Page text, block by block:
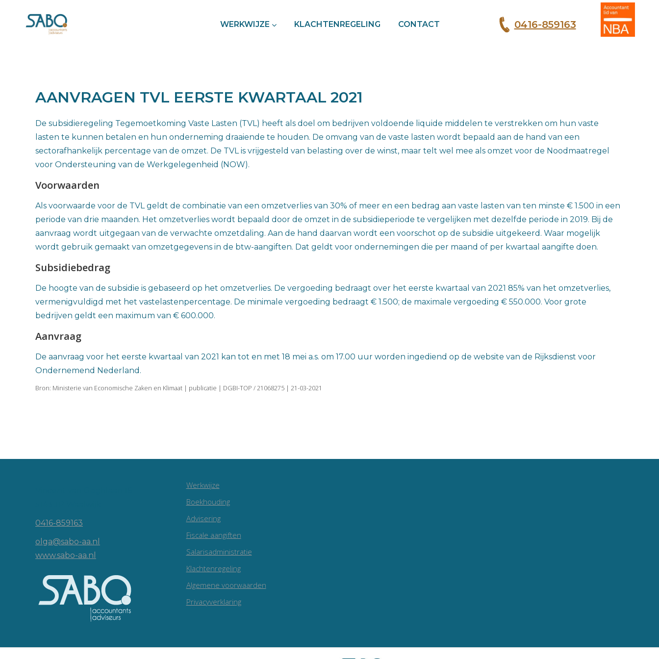
WERKWIJZE KLACHTENREGELING CONTACT 0416-859163
AANVRAGEN TVL EERSTE KWARTAAL 2021
De subsidieregeling Tegemoetkoming Vaste Lasten (TVL) heeft als doel om bedrijven voldoende liquide middelen te verstrekken om hun vaste
lasten te kunnen betalen en hun onderneming draaiende te houden. De omvang van de vaste lasten wordt bepaald aan de hand van een
sectorafhankelijk percentage van de omzet. De TVL is vrijgesteld van belasting over de winst, maar telt wel mee als omzet voor de Noodmaatregel
voor Ondersteuning van de Werkgelegenheid (NOW).
Voorwaarden
Als voorwaarde voor de TVL geldt de combinatie van een omzetverlies van 30% of meer en een bedrag aan vaste lasten van ten minste € 1.500 in een
periode van drie maanden. Het omzetverlies wordt bepaald door de omzet in de subsidieperiode te vergelijken met dezelfde periode in 2019. Bij de
aanvraag wordt uitgegaan van de verwachte omzetdaling. Aan de hand daarvan wordt een voorschot op de subsidie uitgekeerd. Waar mogelijk
wordt gebruik gemaakt van omzetgegevens in de btw-aangiften. Dat geldt voor ondernemingen die per maand of per kwartaal aangifte doen.
Subsidiebedrag
De hoogte van de subsidie is gebaseerd op het omzetverlies. De vergoeding bedraagt over het eerste kwartaal van 2021 85% van het omzetverlies,
vermenigvuldigd met het vastelastenpercentage. De minimale vergoeding bedraagt € 1.500; de maximale vergoeding € 550.000. Voor grote
bedrijven geldt een maximum van € 600.000.
Aanvraag
De aanvraag voor het eerste kwartaal van 2021 kan tot en met 18 mei a.s. om 17.00 uur worden ingediend op de website van de Rijksdienst voor
Ondernemend Nederland.
Bron: Ministerie van Economische Zaken en Klimaat | publicatie | DGBI-TOP / 21068275 | 21-03-2021
0416-859163
olga@sabo-aa.nl
www.sabo-aa.nl
Werkwijze
Boekhouding
Advisering
Fiscale aangiften
Salarisadministratie
Klachtenregeling
Algemene voorwaarden
Privacyverklaring